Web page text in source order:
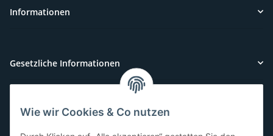
Informationen
Gesetzliche Informationen
Kundenservice
Wie wir Cookies & Co nutzen